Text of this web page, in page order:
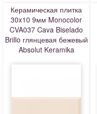
Керамическая плитка
30x10 9мм Monocolor
CVA037 Cava Biselado
Brillo глянцевая бежевый
Absolut Keramika